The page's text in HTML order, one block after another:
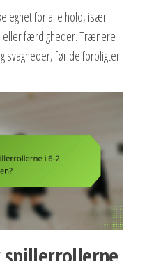
egnet for alle hold, især
færdigheder. Trænere
svagheder, før de forpligter